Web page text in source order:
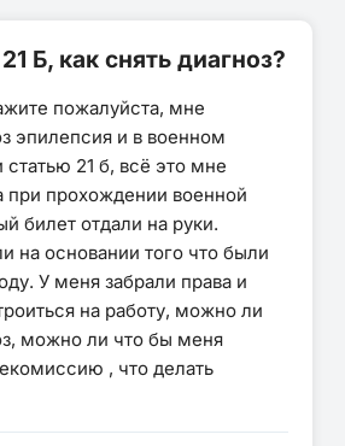
Б, как снять диагноз?
пожалуйста, мне
эпилепсия и в военном
статью 21 б, всё это мне
при прохождении военной
билет отдали на руки.
на основании того что были
У меня забрали права и
на работу, можно ли
можно ли что бы меня
, что делать